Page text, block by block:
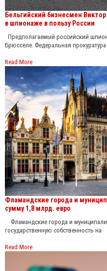
Бельгийский бизнесмен
в шпионаже в пользу России
Предполагаемый российский
Брюсселе. Федеральная прокуратура
Read More
Фламандские города и
сумму 1,8 млрд. евро
Фламандские города и
государственную собственность на
Read More